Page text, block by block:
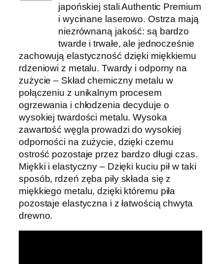
japońskiej stali Authentic Premium
i wycinane laserowo. Ostrza mają
niezrównaną jakość: są bardzo
twarde i trwałe, ale jednocześnie
zachowują elastyczność dzięki miękkiemu
rdzeniowi z metalu. Twardy i odporny na
zużycie – Skład chemiczny metalu w
połączeniu z unikalnym procesem
ogrzewania i chłodzenia decyduje o
wysokiej twardości metalu. Wysoka
zawartość węgla prowadzi do wysokiej
odporności na zużycie, dzięki czemu
ostrość pozostaje przez bardzo długi czas.
Miękki i elastyczny – Dzięki kuciu pił w taki
sposób, rdzeń zęba piły składa się z
miękkiego metalu, dzięki któremu piła
pozostaje elastyczna i z łatwością chwyta
drewno.